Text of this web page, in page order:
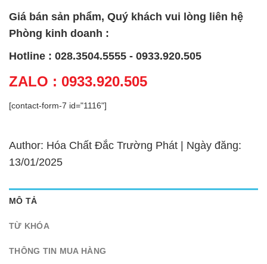
Giá bán sản phẩm, Quý khách vui lòng liên hệ
Phòng kinh doanh :
Hotline : 028.3504.5555 - 0933.920.505
ZALO : 0933.920.505
[contact-form-7 id="1116"]
Author: Hóa Chất Đắc Trường Phát | Ngày đăng:
13/01/2025
MÔ TẢ
TỪ KHÓA
THÔNG TIN MUA HÀNG